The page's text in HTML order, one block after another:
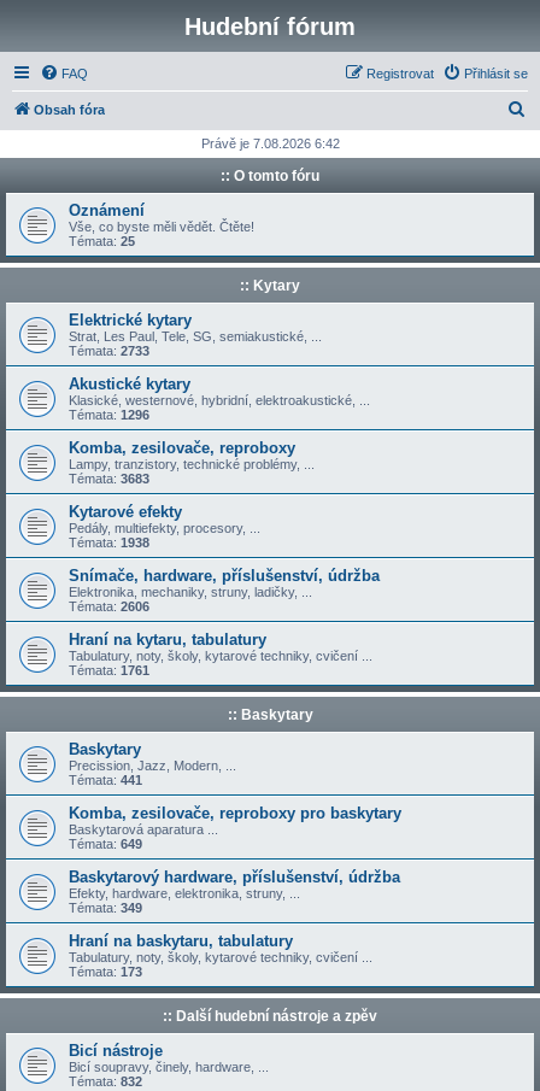
Hudební fórum
FAQ Přihlásit se
Registrovat
Obsah fóra
d
t
Právě je 7.08.2026 6:42
:: O tomto fóru
Oznámení
Vše, co byste měli vědět. Čtěte!
Témata: 25
:: Kytary
Elektrické kytary
Strat, Les Paul, Tele, SG, semiakustické, ...
Témata: 2733
Akustické kytary
Klasické, westernové, hybridní, elektroakustické, ...
Témata: 1296
Komba, zesilovače, reproboxy
Lampy, tranzistory, technické problémy, ...
Témata: 3683
Kytarové efekty
Pedály, multiefekty, procesory, ...
Témata: 1938
Snímače, hardware, příslušenství, údržba
Elektronika, mechaniky, struny, ladičky, ...
Témata: 2606
Hraní na kytaru, tabulatury
Tabulatury, noty, školy, kytarové techniky, cvičení ...
Témata: 1761
:: Baskytary
Baskytary
Precission, Jazz, Modern, ...
Témata: 441
Komba, zesilovače, reproboxy pro baskytary
Baskytarová aparatura ...
Témata: 649
Baskytarový hardware, příslušenství, údržba
Efekty, hardware, elektronika, struny, ...
Témata: 349
Hraní na baskytaru, tabulatury
Tabulatury, noty, školy, kytarové techniky, cvičení ...
Témata: 173
:: Další hudební nástroje a zpěv
Bicí nástroje
Bicí soupravy, činely, hardware, ...
Témata: 832